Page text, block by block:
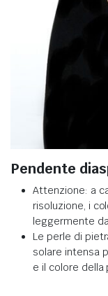
Pendente
Attenzione: a
risoluzione, i
leggermente
Le perle di
solare intensa
e il colore della